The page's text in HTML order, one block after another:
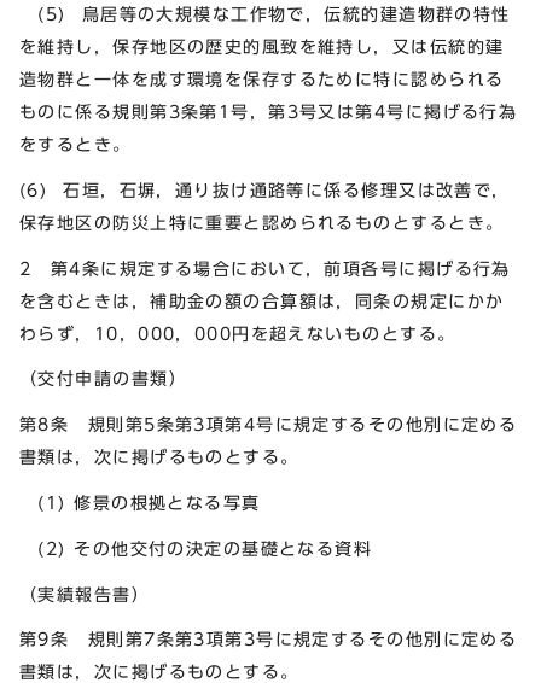
(5) 鳥居等の大規模な工作物で，伝統的建造物群の特性
を維持し，保存地区の歴史的風致を維持し，又は伝統的建
造物群と一体を成す環境を保存するために特に認められる
ものに係る規則第3条第1号，第3号又は第4号に掲げる行為
をするとき。
(6) 石垣，石塀，通り抜け通路等に係る修理又は改善で，
保存地区の防災上特に重要と認められるものとするとき。
2 第4条に規定する場合において，前項各号に掲げる行為
を含むときは，補助金の額の合算額は，同条の規定にかか
わらず，10，000，000円を超えないものとする。
（交付申請の書類）
第8条 規則第5条第3項第4号に規定するその他別に定める
書類は，次に掲げるものとする。
(1) 修景の根拠となる写真
(2) その他交付の決定の基礎となる資料
（実績報告書）
第9条 規則第7条第3項第3号に規定するその他別に定める
書類は，次に掲げるものとする。